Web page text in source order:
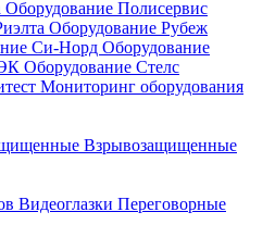
Оборудование Полисервис
Оборудование Рубеж
Си-Норд Оборудование
Оборудование Стелс
Мониторинг оборудования
Взрывозащищенные
Видеоглазки Переговорные